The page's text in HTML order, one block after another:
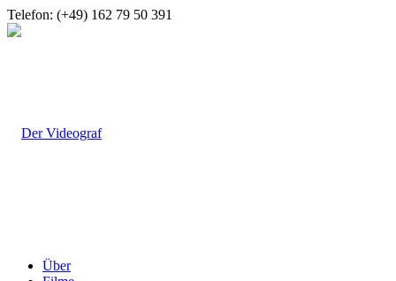
Telefon: (+49) 162 79 50 391
Über